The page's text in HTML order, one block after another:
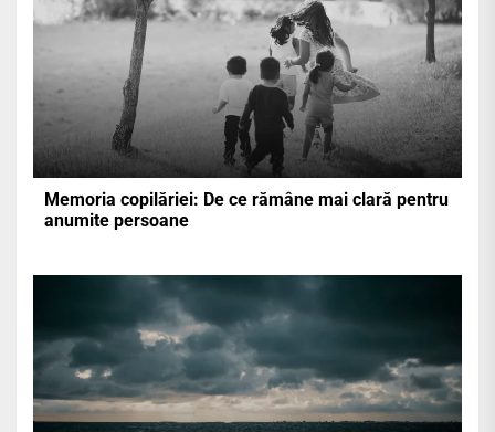
Memoria copilăriei: De ce rămâne mai clară pentru
anumite persoane